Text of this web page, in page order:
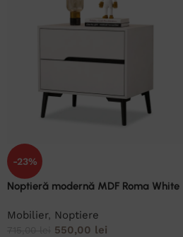
-23%
Noptieră modernă MDF Roma White
Mobilier, Noptiere
550,00 lei